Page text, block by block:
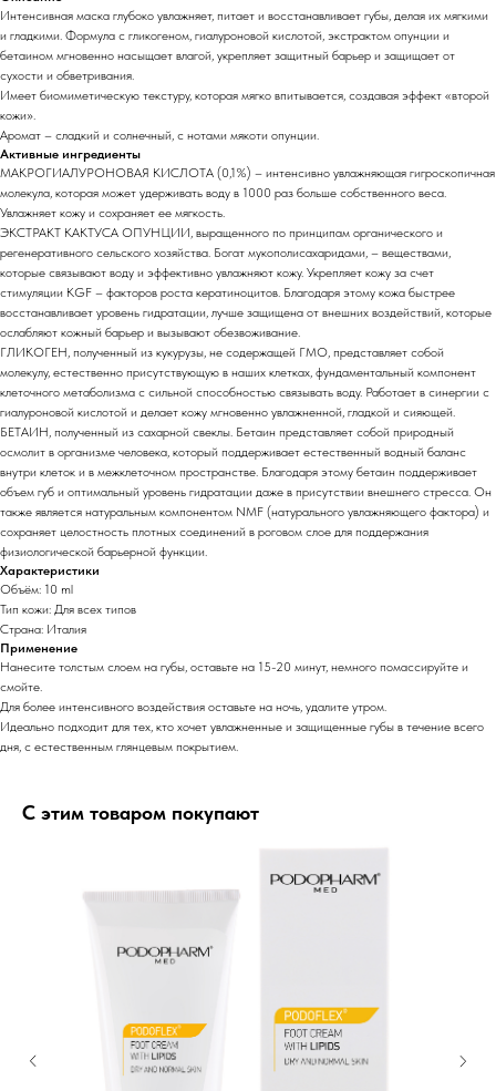
Интенсивная маска глубоко увлажняет, питает и восстанавливает губы, делая их мягкими
и гладкими. Формула с гликогеном, гиалуроновой кислотой, экстрактом опунции и
бетаином мгновенно насыщает влагой, укрепляет защитный барьер и защищает от
сухости и обветривания.
Имеет биомиметическую текстуру, которая мягко впитывается, создавая эффект «второй
кожи».
Аромат – сладкий и солнечный, с нотами мякоти опунции.
Активные ингредиенты
МАКРОГИАЛУРОНОВАЯ КИСЛОТА (0,1%) – интенсивно увлажняющая гигроскопичная
молекула, которая может удерживать воду в 1000 раз больше собственного веса.
Увлажняет кожу и сохраняет ее мягкость.
ЭКСТРАКТ КАКТУСА ОПУНЦИИ, выращенного по принципам органического и
регенеративного сельского хозяйства. Богат мукополисахаридами, – веществами,
которые связывают воду и эффективно увлажняют кожу. Укрепляет кожу за счет
стимуляции KGF – факторов роста кератиноцитов. Благодаря этому кожа быстрее
восстанавливает уровень гидратации, лучше защищена от внешних воздействий, которые
ослабляют кожный барьер и вызывают обезвоживание.
ГЛИКОГЕН, полученный из кукурузы, не содержащей ГМО, представляет собой
молекулу, естественно присутствующую в наших клетках, фундаментальный компонент
клеточного метаболизма с сильной способностью связывать воду. Работает в синергии с
гиалуроновой кислотой и делает кожу мгновенно увлажненной, гладкой и сияющей.
БЕТАИН, полученный из сахарной свеклы. Бетаин представляет собой природный
осмолит в организме человека, который поддерживает естественный водный баланс
внутри клеток и в межклеточном пространстве. Благодаря этому бетаин поддерживает
объем губ и оптимальный уровень гидратации даже в присутствии внешнего стресса. Он
также является натуральным компонентом NMF (натурального увлажняющего фактора) и
сохраняет целостность плотных соединений в роговом слое для поддержания
физиологической барьерной функции.
Характеристики
Объём: 10 ml
Тип кожи: Для всех типов
Страна: Италия
Применение
Нанесите толстым слоем на губы, оставьте на 15-20 минут, немного помассируйте и
смойте.
Для более интенсивного воздействия оставьте на ночь, удалите утром.
Идеально подходит для тех, кто хочет увлажненные и защищенные губы в течение всего
дня, с естественным глянцевым покрытием.
С этим товаром покупают